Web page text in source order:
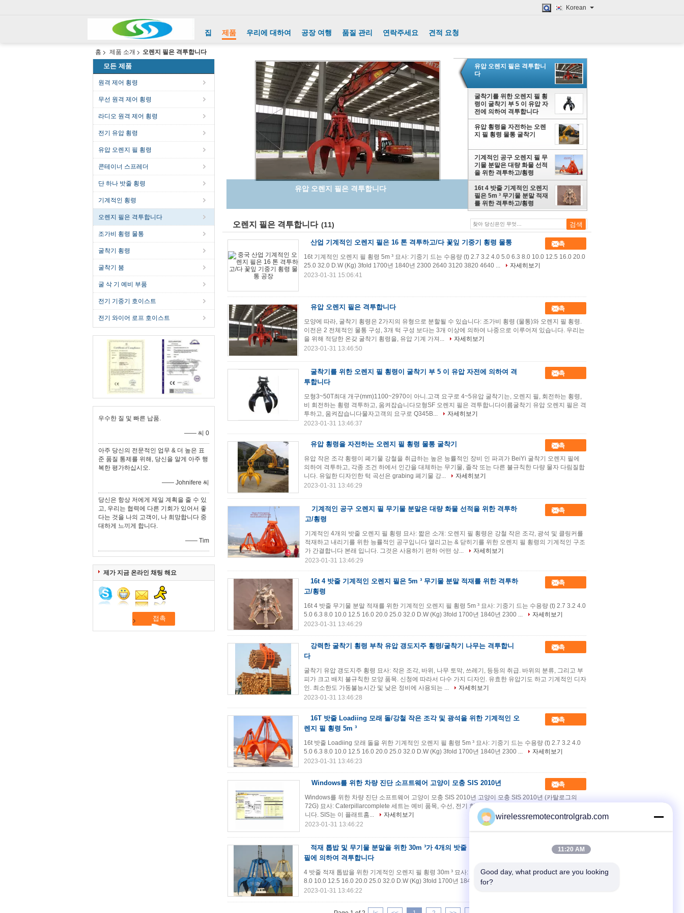
Korean
집 제품 우리에 대하여 공장 여행 품질 관리 연락주세요 견적 요청
홈 제품 소개 오렌지 필은 격투합니다
모든 제품
원격 제어 횡령
무선 원격 제어 횡령
라디오 원격 제어 횡령
전기 유압 횡령
유압 오렌지 필 횡령
콘테이너 스프레더
단 하나 밧줄 횡령
기계적인 횡령
오렌지 필은 격투합니다
조가비 횡령 물통
굴착기 횡령
굴착기 붐
굴 삭 기 예비 부품
전기 기중기 호이스트
전기 와이어 로프 호이스트
우수한 질 및 빠른 납품.
—— 씨 0
아주 당신의 전문적인 업무 & 더 높은 표
준 품질 통제를 위해, 당신을 알게 아주 행
복한 평가하십시오.
—— Johnifere 씨
당신은 항상 저에게 제일 계획을 줄 수 있
고, 우리는 협력에 다른 기회가 있어서 좋
다는 것을 나의 고객이, 나 희망합니다 중
대하게 느끼게 합니다.
—— Tim
제가 지금 온라인 채팅 해요
굴착기를 위한 오렌지 필 횡령이 굴착기 부 5 이 유압 자전에 의하여
유압 오렌지 필은 격투합니
다
굴착기를 위한 오렌지 필 횡
령이 굴착기 부 5 이 유압 자
전에 의하여 격투합니다
유압 횡령을 자전하는 오렌
지 필 횡령 물통 굴착기
기계적인 공구 오렌지 필 무
기물 분말은 대량 화물 선적
을 위한 격투하고/횡령
16t 4 밧줄 기계적인 오렌지
필은 5m ³ 무기물 분말 적재
를 위한 격투하고/횡령
오렌지 필은 격투합니다 (11)
산업 기계적인 오렌지 필은 16 톤 격투하고/다 꽃잎 기중기 횡령 물통 접촉
16t 기계적인 오렌지 필 횡령 5m ³ 묘사: 기중기 드는 수용량 (t) 2.7 3.2 4.0 5.0 6.3 8.0 10.0 12.5 16.0 20.0
25.0 32.0 D.W (Kg) 3fold 1700년 1840년 2300 2640 3120 3820 4640 ...
자세히보기
2023-01-31 15:06:41
유압 오렌지 필은 격투합니다 접촉
모양에 따라, 굴착기 횡령은 2가지의 유형으로 분할될 수 있습니다: 조가비 횡령 (물통)와 오렌지 필 횡령.
이전은 2 전체적인 물통 구성, 3개 턱 구성 보다는 3개 이상에 의하여 나중으로 이루어져 있습니다. 우리는
을 위해 적당한 온갖 굴착기 횡령을, 유압 기계 가져...
자세히보기
2023-01-31 13:46:50
굴착기를 위한 오렌지 필 횡령이 굴착기 부 5 이 유압 자전에 의하여 격
투합니다
접촉
모형3~50T최대 개구(mm)1100~2970이 아니.고객 요구로 4~5유압 굴착기는, 오렌지 필, 회전하는 횡령,
비 회전하는 횡령 격투하고, 움켜잡습니다모형SF 오렌지 필은 격투합니다이름굴착기 유압 오렌지 필은 격
투하고, 움켜잡습니다물자고객의 요구로 Q345B...
자세히보기
2023-01-31 13:46:37
유압 횡령을 자전하는 오렌지 필 횡령 물통 굴착기 접촉
유압 작은 조각 횡령이 폐기물 강철을 취급하는 높은 능률적인 장비 인 파괴가 BeiYi 굴착기 오렌지 필에
의하여 격투하고, 각종 조건 하에서 인간을 대체하는 무기물, 졸작 또는 다른 불규칙한 다량 물자 다림질합
니다. 유일한 디자인한 턱 곡선은 grabing 폐기물 강...
자세히보기
2023-01-31 13:46:29
기계적인 공구 오렌지 필 무기물 분말은 대량 화물 선적을 위한 격투하
고/횡령
접촉
기계적인 4개의 밧줄 오렌지 필 횡령 묘사: 짧은 소개: 오렌지 필 횡령은 강철 작은 조각, 광석 및 클링커를
적재하고 내리기를 위한 능률적인 공구입니다 열리고는 & 닫히기를 위한 오렌지 필 횡령의 기계적인 구조
가 간결합니다 본래 입니다. 그것은 사용하기 편하 어떤 상...
자세히보기
2023-01-31 13:46:29
16t 4 밧줄 기계적인 오렌지 필은 5m ³ 무기물 분말 적재를 위한 격투하
고/횡령
접촉
16t 4 밧줄 무기물 분말 적재를 위한 기계적인 오렌지 필 횡령 5m ³ 묘사: 기중기 드는 수용량 (t) 2.7 3.2 4.0
5.0 6.3 8.0 10.0 12.5 16.0 20.0 25.0 32.0 D.W (Kg) 3fold 1700년 1840년 2300 ...
자세히보기
2023-01-31 13:46:29
강력한 굴착기 횡령 부착 유압 갱도지주 횡령/굴착기 나무는 격투합니
다
접촉
굴착기 유압 갱도지주 횡령 묘사: 작은 조각, 바위, 나무 토막, 쓰레기, 등등의 취급. 바위의 분류, 그리고 부
피가 크고 배치 불규칙한 모양 품목. 신청에 따라서 다수 가지 디자인. 유효한 유압기도 하고 기계적인 디자
인. 최소한도 가동불능시간 및 낮은 정비에 사용되는 ...
자세히보기
2023-01-31 13:46:28
16T 밧줄 Loadiing 모래 돌/강철 작은 조각 및 광석을 위한 기계적인 오
렌지 필 횡령 5m ³
접촉
16t 밧줄 Loadiing 모래 돌을 위한 기계적인 오렌지 필 횡령 5m ³ 묘사: 기중기 드는 수용량 (t) 2.7 3.2 4.0
5.0 6.3 8.0 10.0 12.5 16.0 20.0 25.0 32.0 D.W (Kg) 3fold 1700년 1840년 2300 ...
자세히보기
2023-01-31 13:46:23
Windows를 위한 차량 진단 소프트웨어 고양이 모충 SIS 2010년 접촉
Windows를 위한 차량 진단 소프트웨어 고양이 모충 SIS 2010년 고양이 모충 SIS 2010년 (카탈로그의
72G) 묘사: Caterpillarcomplete 세트는 예비 품목, 수선, 전기 회로 및 등등에 가득 차있는 정보를 포함합
니다. SIS는 이 플래트홈...
자세히보기
2023-01-31 13:46:22
적재 톱밥 및 무기물 분말을 위한 30m ³가 4개의 밧줄 기계적인 오렌지
필에 의하여 격투합니다
접촉
4 밧줄 적재 톱밥을 위한 기계적인 오렌지 필 횡령 30m ³ 묘사: 기중기 드는 수용량 (t) 2.7 3.2 4.0 5.0 6.3
8.0 10.0 12.5 16.0 20.0 25.0 32.0 D.W (Kg) 3fold 1700년 1840년 2300 2640 3120 ...
2023-01-31 13:46:22
wirelessremotecontrolgrab.com
11:20 AM
Good day, what product are you looking
for?